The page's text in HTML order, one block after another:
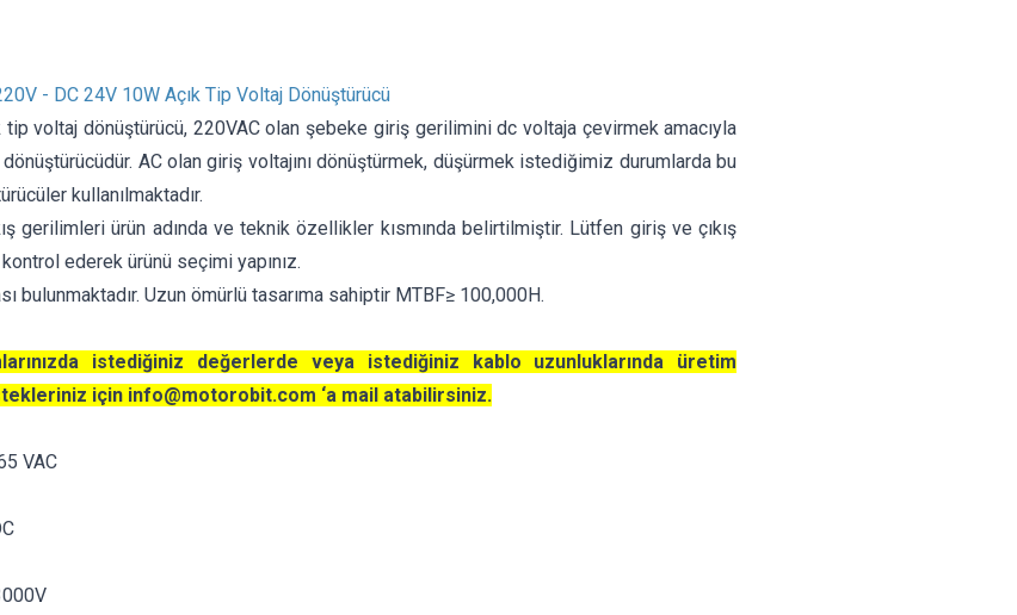
- DC 24V 10W Açık Tip Voltaj Dönüştürücü
tip voltaj dönüştürücü, 220VAC olan şebeke giriş gerilimini dc voltaja çevirmek amacıyla
AC olan giriş voltajını dönüştürmek, düşürmek istediğimiz durumlarda bu
kullanılmaktadır.
gerilimleri ürün adında ve teknik özellikler kısmında belirtilmiştir. Lütfen giriş ve çıkış
ederek ürünü seçimi yapınız.
bulunmaktadır. Uzun ömürlü tasarıma sahiptir MTBF≥ 100,000H.
istediğiniz değerlerde veya istediğiniz kablo uzunluklarında üretim
için info@motorobit.com ‘a mail atabilirsiniz.
VAC